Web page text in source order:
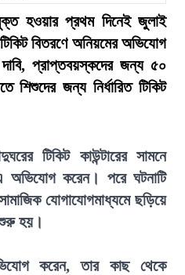
হওয়ার প্রথম দিনেই জুলাই
বিতরণে অনিয়মের অভিযোগ
দাবি, প্রাপ্তবয়স্কদের জন্য ৫০
শিশুদের জন্য নির্ধারিত টিকিট
টিকিট কাউন্টারের সামনে
অভিযোগ করেন। পরে ঘটনাটি
যোগাযোগমাধ্যমে ছড়িয়ে
হয়।
করেন, তার কাছ থেকে